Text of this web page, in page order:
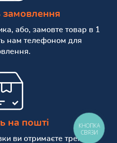
або, замовте товар в 1
нам телефоном для
на пошті
ви отримаєте трекінг
КНОПКА
СВЯЗИ